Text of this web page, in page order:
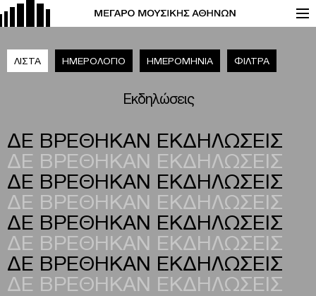
Εκδηλώσεις
ΛΙΣΤΑ ΗΜΕΡΟΛΟΓΙΟ ΗΜΕΡΟΜΗΝΙΑ ΦΙΛΤΡΑ
ΔΕ ΒΡΕΘΗΚΑΝ ΕΚΔΗΛΩΣΕΙΣ
ΔΕ ΒΡΕΘΗΚΑΝ ΕΚΔΗΛΩΣΕΙΣ
ΔΕ ΒΡΕΘΗΚΑΝ ΕΚΔΗΛΩΣΕΙΣ
ΔΕ ΒΡΕΘΗΚΑΝ ΕΚΔΗΛΩΣΕΙΣ
ΔΕ ΒΡΕΘΗΚΑΝ ΕΚΔΗΛΩΣΕΙΣ
ΔΕ ΒΡΕΘΗΚΑΝ ΕΚΔΗΛΩΣΕΙΣ
ΔΕ ΒΡΕΘΗΚΑΝ ΕΚΔΗΛΩΣΕΙΣ
ΔΕ ΒΡΕΘΗΚΑΝ ΕΚΔΗΛΩΣΕΙΣ